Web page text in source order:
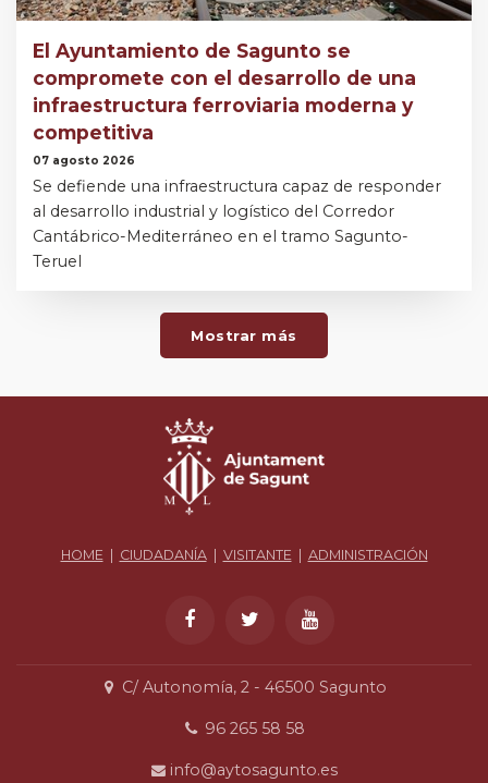
El Ayuntamiento de Sagunto se
compromete con el desarrollo de una
infraestructura ferroviaria moderna y
competitiva
07 agosto 2026
Se defiende una infraestructura capaz de responder
al desarrollo industrial y logístico del Corredor
Cantábrico-Mediterráneo en el tramo Sagunto-
Teruel
Mostrar más
HOME | CIUDADANÍA| VISITANTE | ADMINISTRACIÓN
C/ Autonomía, 2 - 46500 Sagunto
96 265 58 58
info@aytosagunto.es